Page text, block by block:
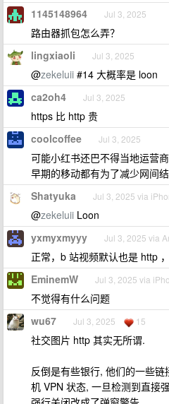
1145148964 Jul 3, 2025
路由器抓包怎么弄？
lingxiaoli Jul 3, 2025
@zekeluii #14 大概率是 loon
ca2oh4 Jul 3, 2025
https 比 http 贵
coolcoffee Jul 3, 2025
可能小红书还巴不得当地运营
早期的移动都有为了减少网间
Shatyuka Jul 3, 2025 via
@zekeluii Loon
yxmyxmyyy Jul 3, 2025 via
正常，b 站视频默认也是 http
EminemW Jul 3, 2025 via
不觉得有什么问题
wu67 Jul 3, 2025 15
社交图片 http 其实无所谓.
反倒是有些银行, 他们的一些
机 VPN 状态, 一旦检测到直接